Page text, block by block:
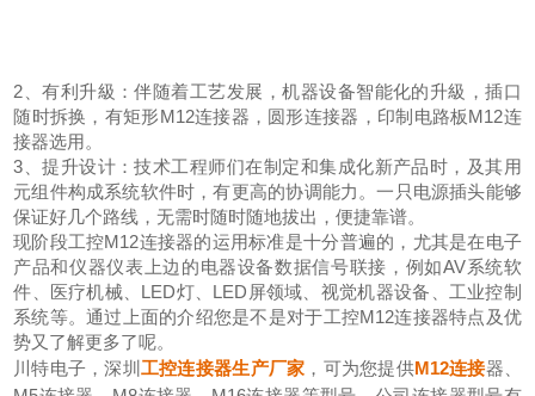
2、有利升級：伴随着工艺发展，机器设备智能化的升級，插口
随时拆换，有矩形M12连接器，圆形连接器，印制电路板M12连
接器选用。
3、提升设计：技术工程师们在制定和集成化新产品时，及其用
元组件构成系统软件时，有更高的协调能力。一只电源插头能够
保证好几个路线，无需时随时随地拔出，便捷靠谱。
现阶段工控M12连接器的运用标准是十分普遍的，尤其是在电子
产品和仪器仪表上边的电器设备数据信号联接，例如AV系统软
件、医疗机械、LED灯、LED屏领域、视觉机器设备、工业控制
系统等。通过上面的介绍您是不是对于工控M12连接器特点及优
势又了解更多了呢。
川特电子，深圳 工控连接器生产厂家 ，可为您提供M12连接器、